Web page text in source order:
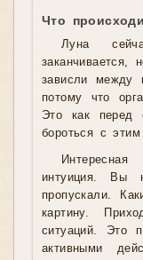
Что
Луна
зависли между
потому что
Это как
бороться с этим
интуиция. Вы
пропускали.
картину.
ситуаций. Это
активными